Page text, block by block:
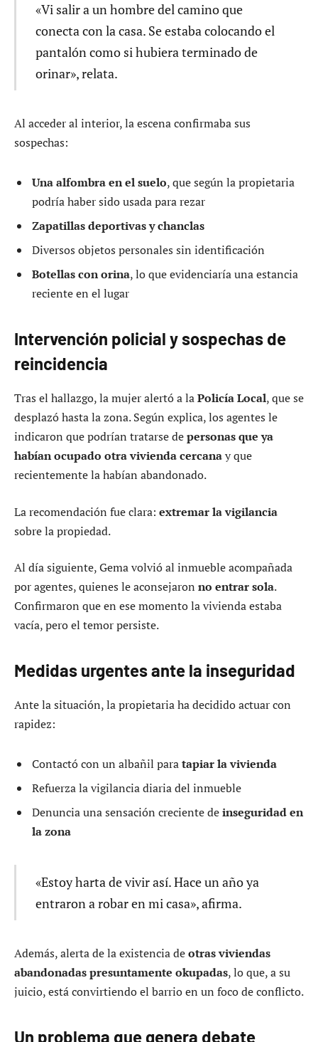
«Vi salir a un hombre del camino que
conecta con la casa. Se estaba colocando el
pantalón como si hubiera terminado de
orinar», relata.
Al acceder al interior, la escena confirmaba sus
sospechas:
Una alfombra en el suelo, que según la propietaria
podría haber sido usada para rezar
Zapatillas deportivas y chanclas
Diversos objetos personales sin identificación
Botellas con orina, lo que evidenciaría una estancia
reciente en el lugar
Intervención policial y sospechas de
reincidencia
Tras el hallazgo, la mujer alertó a laPolicía Local, que se
desplazó hasta la zona. Según explica, los agentes le
indicaron que podrían tratarse depersonas que ya
habían ocupado otra vivienda cercanay que
recientemente la habían abandonado.
La recomendación fue clara: extremar la vigilancia
sobre la propiedad.
Al día siguiente, Gema volvió al inmueble acompañada
por agentes, quienes le aconsejaron no entrar sola.
Confirmaron que en ese momento la vivienda estaba
vacía, pero el temor persiste.
Medidas urgentes ante la inseguridad
Ante la situación, la propietaria ha decidido actuar con
rapidez:
Contactó con un albañil paratapiar la vivienda
Refuerza la vigilancia diaria del inmueble
Denuncia una sensación creciente deinseguridad en
la zona
«Estoy harta de vivir así. Hace un año ya
entraron a robar en mi casa», afirma.
Además, alerta de la existencia deotras viviendas
abandonadas presuntamente okupadas, lo que, a su
juicio, está convirtiendo el barrio en un foco de conflicto.
Un problema que genera debate